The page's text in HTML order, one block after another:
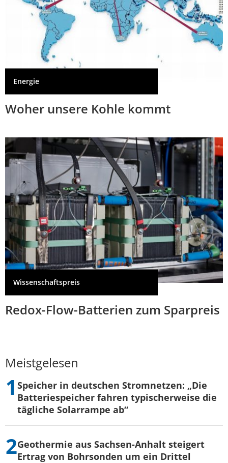
Energie
Woher unsere Kohle kommt
Wissenschaftspreis
Redox-Flow-Batterien zum Sparpreis
Meistgelesen
Speicher in deutschen Stromnetzen: „Die
Batteriespeicher fahren typischerweise die
tägliche Solarrampe ab“
Geothermie aus Sachsen-Anhalt steigert
Ertrag von Bohrsonden um ein Drittel